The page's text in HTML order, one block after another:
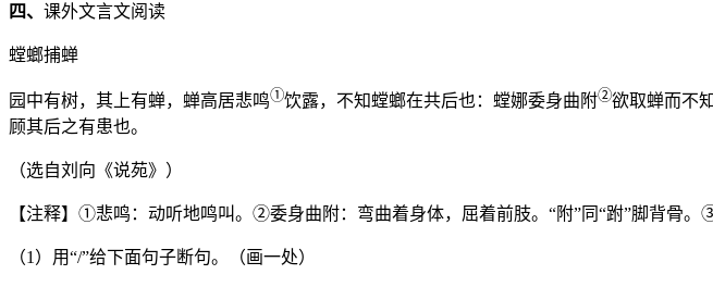
四、 课外文言文阅读
螳螂捕蝉
园中有树，其上有蝉，蝉高居悲鸣①饮露，不知螳螂在共后也：螳娜委身曲附②欲取蝉而不
顾其后之有患也。
（选自刘向《说苑》）
【注释】①悲鸣：动听地鸣叫。②委身曲附：弯曲着身体，屈着前肢。“附”同“跗”脚背骨
（1）用“/”给下面句子断句。（画一处）